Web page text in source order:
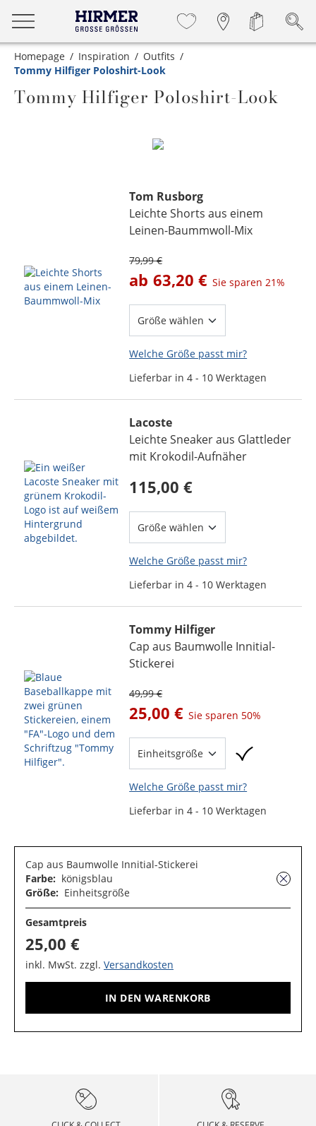
Homepage Inspiration
Outfits
Tommy Hilfiger Poloshirt-Look
Tommy Hilfiger Poloshirt-Look
Tom Rusborg
Leichte Shorts aus einem
Leinen-Baummwoll-Mix
79,99 €
ab 63,20 € Sie sparen21%
Welche Größe passt mir?
Lieferbar in 4 - 10 Werktagen
Lacoste
Leichte Sneaker aus Glattleder
mit Krokodil-Aufnäher
115,00 €
Welche Größe passt mir?
Lieferbar in 4 - 10 Werktagen
Tommy Hilfiger
Cap aus Baumwolle Innitial-
Stickerei
49,99 €
25,00 € Sie sparen 50%
Welche Größe passt mir?
Lieferbar in 4 - 10 Werktagen
Cap aus Baumwolle Innitial-Stickerei
Farbe: königsblau
Größe: Einheitsgröße
Gesamtpreis
25,00 €
inkl. MwSt. zzgl. Versandkosten
IN DEN WARENKORB